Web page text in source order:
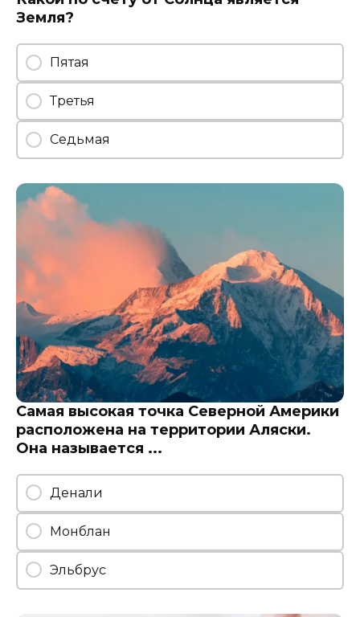
Земля?
Пятая
Третья
Седьмая
Самая высокая точка Северной Америки
расположена на территории Аляски.
Она называется ...
Денали
Монблан
Эльбрус